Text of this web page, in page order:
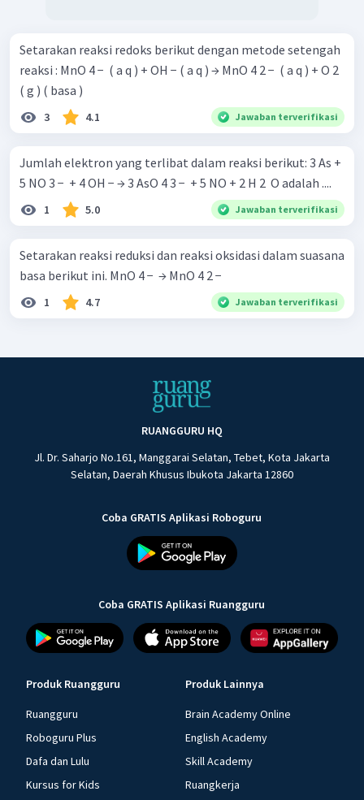
Setarakan reaksi redoks berikut dengan metode setengah
reaksi : MnO 4 − ​ ( a q ) + OH − ( a q ) → MnO 4 2 − ​ ( a q ) + O 2 ​
( g ) ( basa )
3 4.1 Jawaban terverifikasi
Jumlah elektron yang terlibat dalam reaksi berikut: 3 As +
5 NO 3 − ​ + 4 OH − → 3 AsO 4 3 − ​ + 5 NO + 2 H 2 ​ O adalah ....
1 5.0 Jawaban terverifikasi
Setarakan reaksi reduksi dan reaksi oksidasi dalam suasana
basa berikut ini. MnO 4 − ​ → MnO 4 2 − ​
1 4.7 Jawaban terverifikasi
RUANGGURU HQ
Jl. Dr. Saharjo No.161, Manggarai Selatan, Tebet, Kota Jakarta
Selatan, Daerah Khusus Ibukota Jakarta 12860
Coba GRATIS Aplikasi Roboguru
Coba GRATIS Aplikasi Ruangguru
Produk Ruangguru
Ruangguru
Roboguru Plus
Dafa dan Lulu
Kursus for Kids
Produk Lainnya
Brain Academy Online
English Academy
Skill Academy
Ruangkerja